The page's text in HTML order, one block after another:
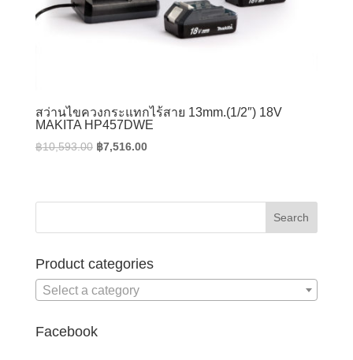
สว่านไขควงกระแทกไร้สาย 13mm.(1/2″) 18V
MAKITA HP457DWE
฿10,593.00 Original
฿10,593.00.
฿7,516.00Current
฿7,516.00.
Product categories
Select a category
Facebook